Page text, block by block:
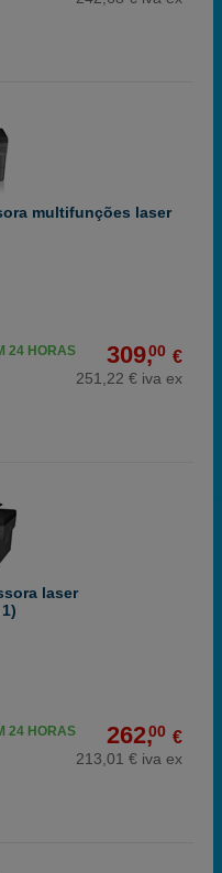
multifunções laser
309,00 €
251,22 € iva ex
24 HORAS
laser
262,00 €
213,01 € iva ex
24 HORAS